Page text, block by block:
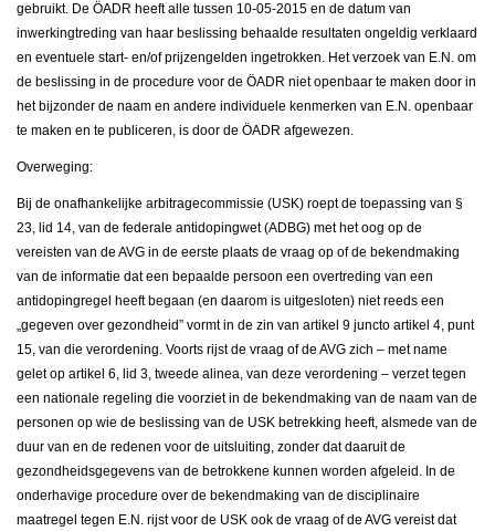
gebruikt. De ÖADR heeft alle tussen 10-05-2015 en de datum van
inwerkingtreding van haar beslissing behaalde resultaten ongeldig verklaard
en eventuele start- en/of prijzengelden ingetrokken. Het verzoek van E.N. om
de beslissing in de procedure voor de ÖADR niet openbaar te maken door in
het bijzonder de naam en andere individuele kenmerken van E.N. openbaar
te maken en te publiceren, is door de ÖADR afgewezen.
Overweging:
Bij de onafhankelijke arbitragecommissie (USK) roept de toepassing van §
23, lid 14, van de federale antidopingwet (ADBG) met het oog op de
vereisten van de AVG in de eerste plaats de vraag op of de bekendmaking
van de informatie dat een bepaalde persoon een overtreding van een
antidopingregel heeft begaan (en daarom is uitgesloten) niet reeds een
„gegeven over gezondheid” vormt in de zin van artikel 9 juncto artikel 4, punt
15, van die verordening. Voorts rijst de vraag of de AVG zich – met name
gelet op artikel 6, lid 3, tweede alinea, van deze verordening – verzet tegen
een nationale regeling die voorziet in de bekendmaking van de naam van de
personen op wie de beslissing van de USK betrekking heeft, alsmede van de
duur van en de redenen voor de uitsluiting, zonder dat daaruit de
gezondheidsgegevens van de betrokkene kunnen worden afgeleid. In de
onderhavige procedure over de bekendmaking van de disciplinaire
maatregel tegen E.N. rijst voor de USK ook de vraag of de AVG vereist dat